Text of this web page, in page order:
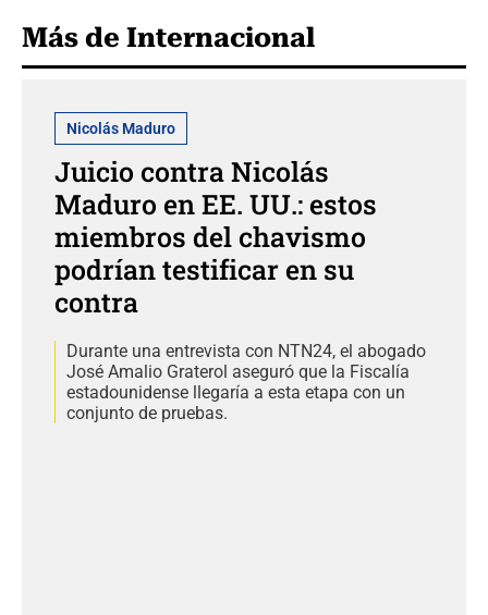
Más de Internacional
Nicolás Maduro
Juicio contra Nicolás
Maduro en EE. UU.: estos
miembros del chavismo
podrían testificar en su
contra
Durante una entrevista con NTN24, el abogado
José Amalio Graterol aseguró que la Fiscalía
estadounidense llegaría a esta etapa con un
conjunto de pruebas.